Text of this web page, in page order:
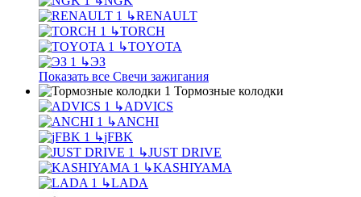
↳RENAULT
↳TORCH
↳TOYOTA
↳ЭЗ
Показать все Свечи зажигания
Тормозные колодки
↳ADVICS
↳ANCHI
↳jFBK
↳JUST DRIVE
↳KASHIYAMA
↳LADA